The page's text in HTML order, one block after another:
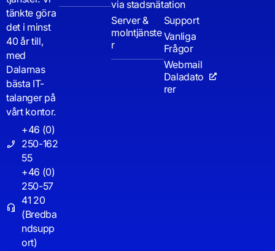
tänkte göra
det i minst
40 år till,
med
Dalarnas
bästa IT-
talanger på
vårt kontor.
+46 (0)
250-162
55
+46 (0)
250-57
41 20
(Bredba
ndsupp
ort)
via stadsnät
Server &
molntjänste
r
ation
Support
Vanliga
Frågor
Webmail
Daladato
rer